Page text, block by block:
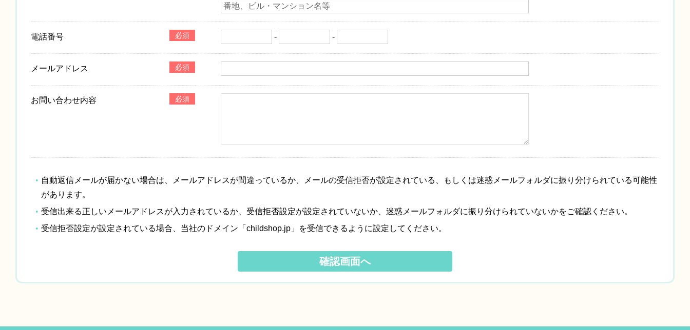
電話番号 必須 - -
メールアドレス 必須
お問い合わせ内容 必須
自動返信メールが届かない場合は、メールアドレスが間違っているか、メールの受信拒否が設定されている、もしくは迷惑メールフォルダに振り分けられている可能性
があります。
受信出来る正しいメールアドレスが入力されているか、受信拒否設定が設定されていないか、迷惑メールフォルダに振り分けられていないかをご確認ください。
受信拒否設定が設定されている場合、当社のドメイン「childshop.jp」を受信できるように設定してください。